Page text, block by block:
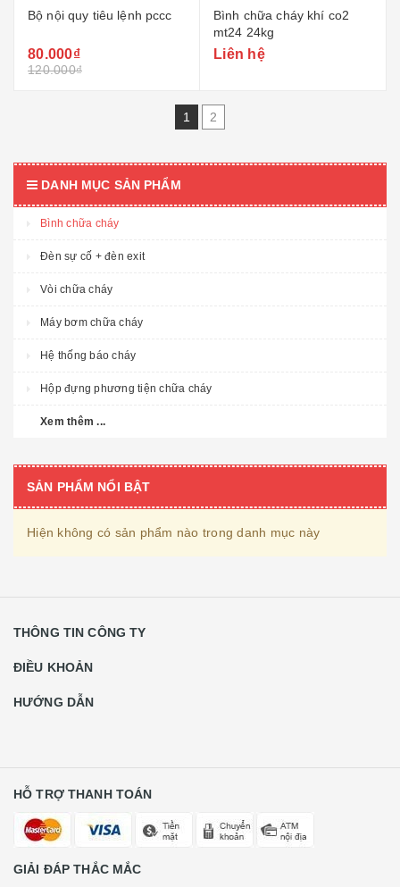
Bộ nội quy tiêu lệnh pccc
80.000₫
120.000₫
Bình chữa cháy khí co2
mt24 24kg
Liên hệ
1 2
DANH MỤC SẢN PHẨM
Bình chữa cháy
Đèn sự cố + đèn exit
Vòi chữa cháy
Máy bơm chữa cháy
Hệ thống báo cháy
Hộp đựng phương tiện chữa cháy
Xem thêm ...
SẢN PHẨM NỔI BẬT
Hiện không có sản phẩm nào trong danh mục này
THÔNG TIN CÔNG TY
ĐIỀU KHOẢN
HƯỚNG DẪN
HỖ TRỢ THANH TOÁN
GIẢI ĐÁP THẮC MẮC